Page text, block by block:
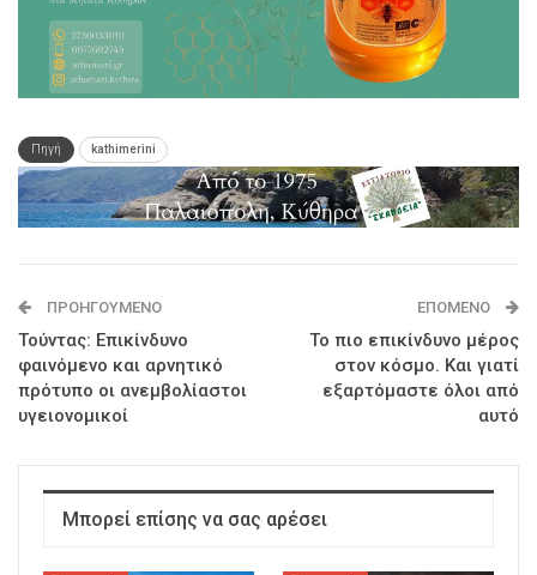
Πηγή kathimerini
ΠΡΟΗΓΟΎΜΕΝΟ
Τούντας: Επικίνδυνο
φαινόμενο και αρνητικό
πρότυπο οι ανεμβολίαστοι
υγειονομικοί
ΕΠΌΜΕΝΟ
Το πιο επικίνδυνο μέρος
στον κόσμο. Και γιατί
εξαρτόμαστε όλοι από
αυτό
Μπορεί επίσης να σας αρέσει